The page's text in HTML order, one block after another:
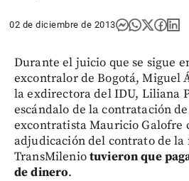
02 de diciembre de 2013
Durante el juicio que se sigue
excontralor de Bogotá, Miguel
la exdirectora del IDU, Liliana
escándalo de la contratación
excontratista Mauricio Galofre
adjudicación del contrato de la
TransMileniotuvieron que
de dinero.